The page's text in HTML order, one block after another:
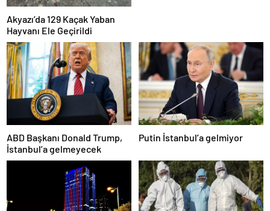
Akyazı’da 129 Kaçak Yaban
Hayvanı Ele Geçirildi
ABD Başkanı Donald Trump,
İstanbul’a gelmeyecek
Putin İstanbul’a gelmiyor